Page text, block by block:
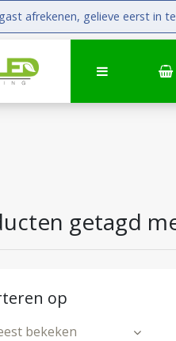
afrekenen, gelieve eerst in
getagd
op
bekeken